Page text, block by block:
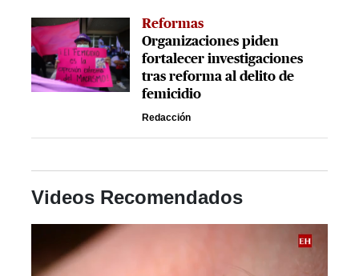
Reformas
Organizaciones piden
fortalecer investigaciones
tras reforma al delito de
femicidio
Redacción
Videos Recomendados